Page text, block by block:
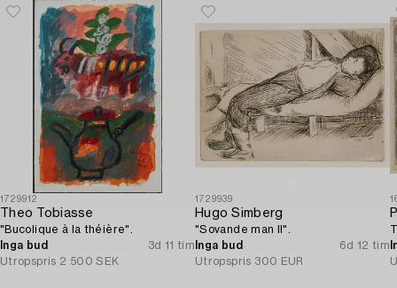
1729912
Theo Tobiasse
"Bucolique à la théière".
Inga bud
3d 11 tim
Utropspris 2 500 SEK
1729939
Hugo Simberg
"Sovande man II".
Inga bud
6d 12 tim
Utropspris 300 EUR